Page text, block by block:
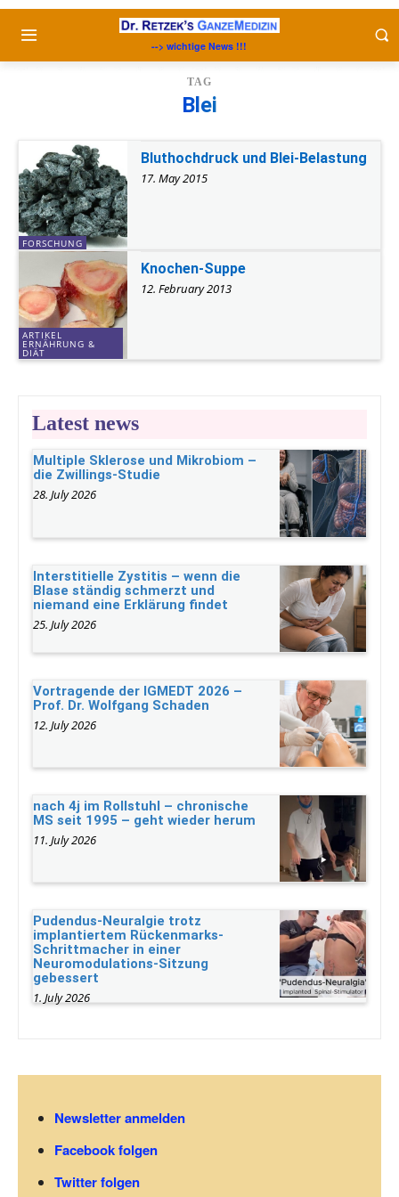
--> wichtige News !!!
TAG
Blei
FORSCHUNG
Bluthochdruck und Blei-Belastung
17. May 2015
ARTIKEL
ERNÄHRUNG &
DIÄT
Knochen-Suppe
12. February 2013
Latest news
Multiple Sklerose und Mikrobiom –
die Zwillings-Studie
28. July 2026
Interstitielle Zystitis – wenn die
Blase ständig schmerzt und
niemand eine Erklärung findet
25. July 2026
Vortragende der IGMEDT 2026 –
Prof. Dr. Wolfgang Schaden
12. July 2026
nach 4j im Rollstuhl – chronische
MS seit 1995 – geht wieder herum
11. July 2026
Pudendus-Neuralgie trotz
implantiertem Rückenmarks-
Schrittmacher in einer
Neuromodulations-Sitzung
gebessert
1. July 2026
Newsletter anmelden
Facebook folgen
Twitter folgen